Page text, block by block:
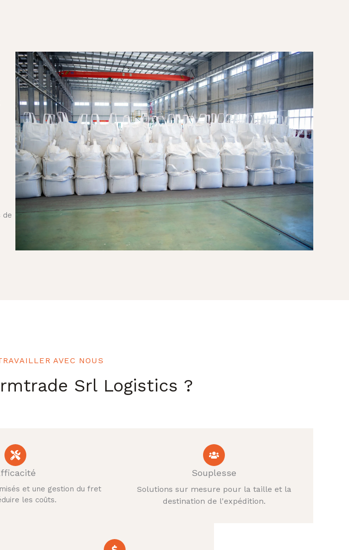
de
AVEC NOUS
Srl Logistics ?
et une gestion du fret
les coûts.
Souplesse
Solutions sur mesure pour la taille et la
destination de l'expédition.